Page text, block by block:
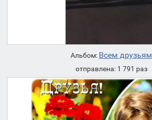
Альбом: Всем друзьям
отправлена: 1 791 раз